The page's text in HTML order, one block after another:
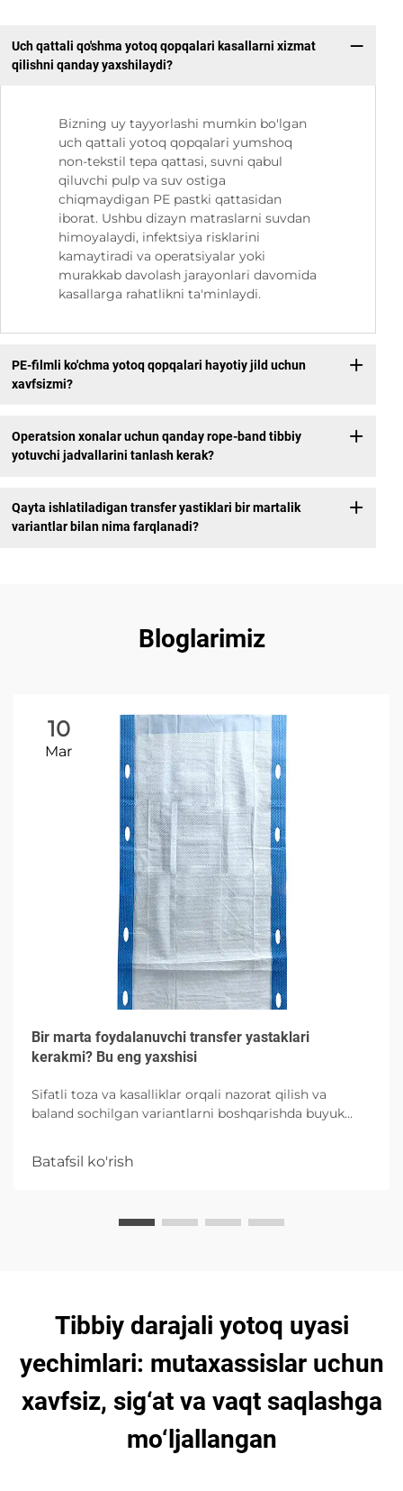
Uch qattali qo'shma yotoq qopqalari kasallarni xizmat
qilishni qanday yaxshilaydi?
Bizning uy tayyorlashi mumkin bo'lgan
uch qattali yotoq qopqalari yumshoq
non-tekstil tepa qattasi, suvni qabul
qiluvchi pulp va suv ostiga
chiqmaydigan PE pastki qattasidan
iborat. Ushbu dizayn matraslarni suvdan
himoyalaydi, infektsiya risklarini
kamaytiradi va operatsiyalar yoki
murakkab davolash jarayonlari davomida
kasallarga rahatlikni ta'minlaydi.
PE-filmli ko'chma yotoq qopqalari hayotiy jild uchun
xavfsizmi?
Operatsion xonalar uchun qanday rope-band tibbiy
yotuvchi jadvallarini tanlash kerak?
Qayta ishlatiladigan transfer yastiklari bir martalik
variantlar bilan nima farqlanadi?
Bloglarimiz
10
Mar
Bir marta foydalanuvchi transfer yastaklari
kerakmi? Bu eng yaxshisi
Sifatli toza va kasalliklar orqali nazorat qilish va
baland sochilgan variantlarni boshqarishda buyuk
Batafsil ko'rish
Tibbiy darajali yotoq uyasi
yechimlari: mutaxassislar uchun
xavfsiz, sig‘at va vaqt saqlashga
mo‘ljallangan